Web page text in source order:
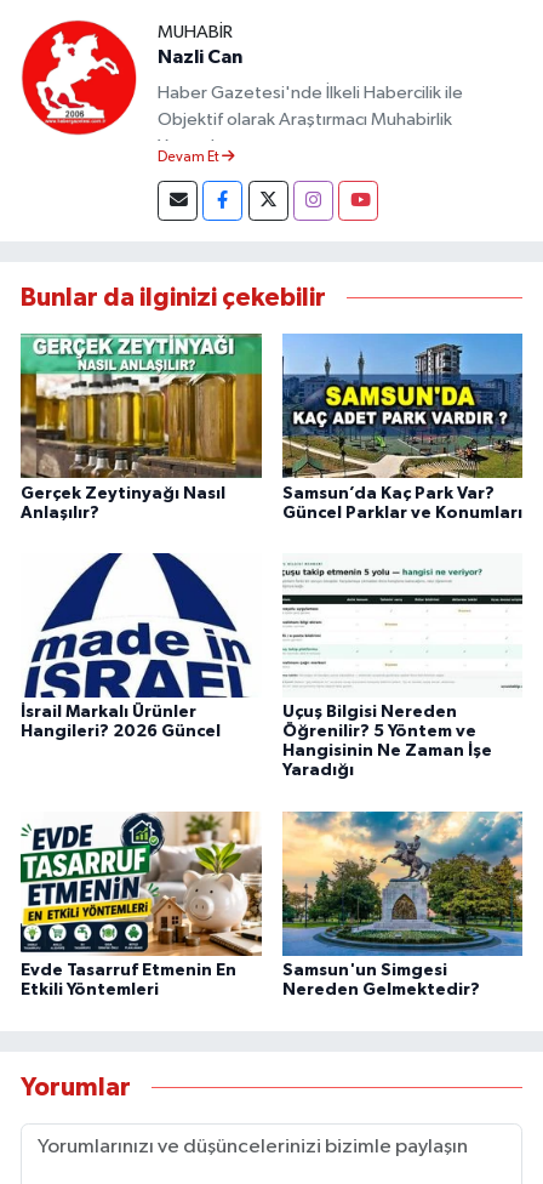
MUHABIR
Nazli Can
Haber Gazetesi'nde İlkeli Habercilik ile
Objektif olarak Araştırmacı Muhabirlik
Yapmaktayım.
Devam Et
Bunlar da ilginizi çekebilir
Gerçek Zeytinyağı Nasıl
Anlaşılır?
Samsun’da Kaç Park Var?
Güncel Parklar ve Konumları
İsrail Markalı Ürünler
Hangileri? 2026 Güncel
Uçuş Bilgisi Nereden
Öğrenilir? 5 Yöntem ve
Hangisinin Ne Zaman İşe
Yaradığı
Evde Tasarruf Etmenin En
Etkili Yöntemleri
Samsun'un Simgesi
Nereden Gelmektedir?
Yorumlar